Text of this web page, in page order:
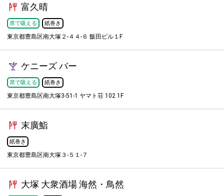
富久晴
席で吸える 紙巻き
東京都豊島区南大塚２-４４-６ 飯田ビル１F
ケニーズ バー
席で吸える 紙巻き
東京都豊島区南大塚3-51-1 ヤマト荘 102 1F
末廣鮨
紙巻き
東京都豊島区南大塚３-５１-７
大塚 大衆酒場 海然・鳥然